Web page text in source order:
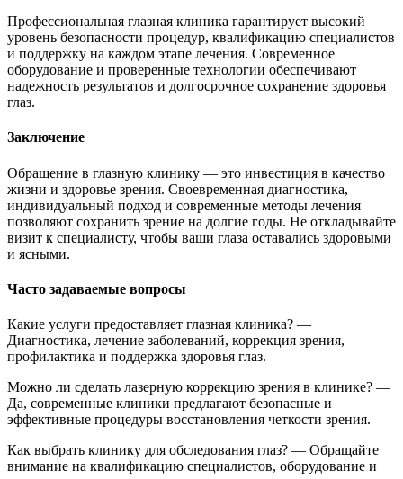
Профессиональная глазная клиника гарантирует высокий
уровень безопасности процедур, квалификацию специалистов
и поддержку на каждом этапе лечения. Современное
оборудование и проверенные технологии обеспечивают
надежность результатов и долгосрочное сохранение здоровья
глаз.
Заключение
Обращение в глазную клинику — это инвестиция в качество
жизни и здоровье зрения. Своевременная диагностика,
индивидуальный подход и современные методы лечения
позволяют сохранить зрение на долгие годы. Не откладывайте
визит к специалисту, чтобы ваши глаза оставались здоровыми
и ясными.
Часто задаваемые вопросы
Какие услуги предоставляет глазная клиника? —
Диагностика, лечение заболеваний, коррекция зрения,
профилактика и поддержка здоровья глаз.
Можно ли сделать лазерную коррекцию зрения в клинике? —
Да, современные клиники предлагают безопасные и
эффективные процедуры восстановления четкости зрения.
Как выбрать клинику для обследования глаз? — Обращайте
внимание на квалификацию специалистов, оборудование и